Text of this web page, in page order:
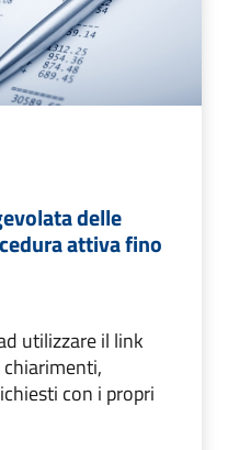
delle
attiva fino
utilizzare il link
con i propri